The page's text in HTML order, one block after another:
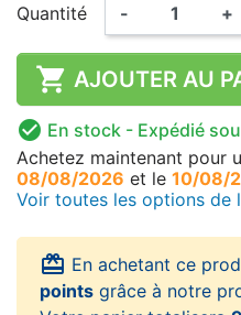
Quantité - +
 AJOUTER AU
 En stock - Expédié
Achetez maintenant pour
08/08/2026 et le 10/08/
Voir toutes les options de
card_giftcard En achetant ce
points grâce à notre